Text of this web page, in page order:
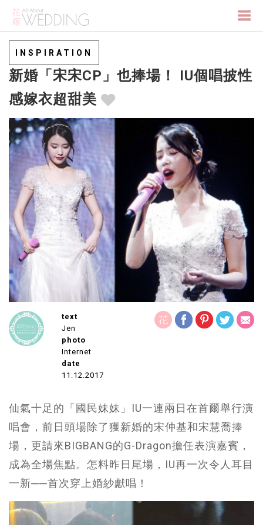
INSPIRATION
新婚「宋宋CP」也捧場！ IU個唱披性
感嫁衣超甜美
text
Jen
photo
Internet
date
11.12.2017
仙氣十足的「國民妹妹」IU一連兩日在首爾舉行演
唱會，前日頭場除了獲新婚的宋仲基和宋慧喬捧
場，更請來BIGBANG的G-Dragon擔任表演嘉賓，
成為全場焦點。怎料昨日尾場，IU再一次令人耳目
一新──首次穿上婚紗獻唱！